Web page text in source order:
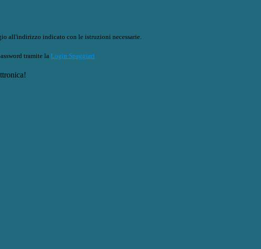
all'indirizzo indicato con le istruzioni necessarie.
tramite la Login Spaggiari